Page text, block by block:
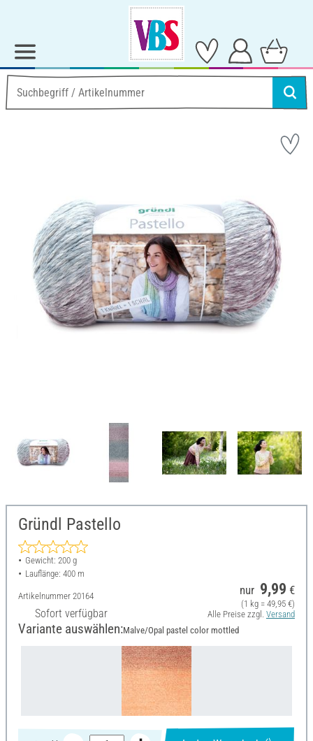
Gründl Pastello
Gewicht: 200 g
Lauflänge: 400 m
Artikelnummer 20164
Sofort verfügbar
nur 9,99 €
(1 kg = 49,95 €)
Alle Preise zzgl. Versand
Variante auswählen:Malve/Opal pastel color mottled